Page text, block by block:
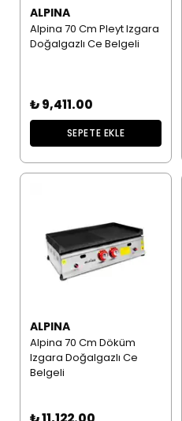
ALPINA
Alpina 70 Cm Pleyt Izgara
Doğalgazlı Ce Belgeli
₺ 9,411.00
SEPETE EKLE
ALPINA
Alpina 70 Cm Döküm
Izgara Doğalgazlı Ce
Belgeli